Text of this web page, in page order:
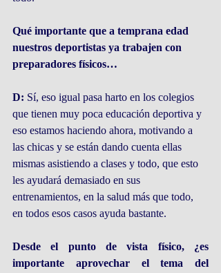
Qué importante que a temprana edad
nuestros deportistas ya trabajen con
preparadores físicos…
D: Sí, eso igual pasa harto en los colegios
que tienen muy poca educación deportiva y
eso estamos haciendo ahora, motivando a
las chicas y se están dando cuenta ellas
mismas asistiendo a clases y todo, que esto
les ayudará demasiado en sus
entrenamientos, en la salud más que todo,
en todos esos casos ayuda bastante.
Desde el punto de vista físico, ¿es
importante aprovechar el tema del